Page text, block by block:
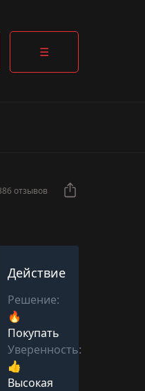
☰
отзывов
Действие
Решение:
🔥
Покупать
Уверенность:
👍
Высокая